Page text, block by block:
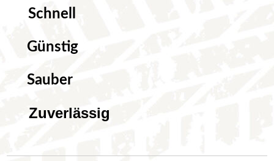
Schnell
Günstig
Sauber
Zuverlässig